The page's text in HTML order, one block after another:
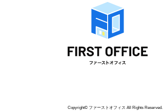
Copyright© ファーストオフィス All Rights Reserved.